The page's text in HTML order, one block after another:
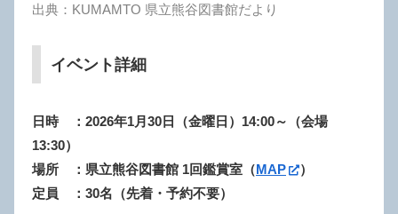
出典：KUMAMTO 県立熊谷図書館だより
イベント詳細
日時 ：2026年1月30日（金曜日）14:00～（会場
13:30）
場所 ：県立熊谷図書館 1回鑑賞室 （ MAP
）
定員 ：30名（先着・予約不要）